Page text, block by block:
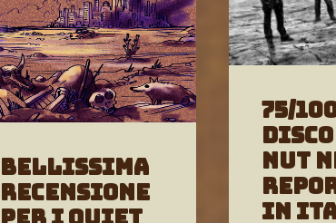
Bellissima
Recensione
75/
NUT
IN